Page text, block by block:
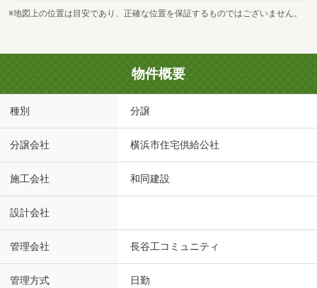
※地図上の位置は目安であり、正確な位置を保証するものではございません。
物件概要
種別 分譲
分譲会社 横浜市住宅供給公社
施工会社 和同建設
設計会社
管理会社 長谷工コミュニティ
管理方式 日勤